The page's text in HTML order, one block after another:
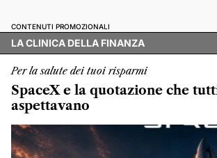
CONTENUTI PROMOZIONALI
LA CLINICA DELLA FINANZA
Per la salute dei tuoi risparmi
SpaceX e la quotazione che
aspettavano